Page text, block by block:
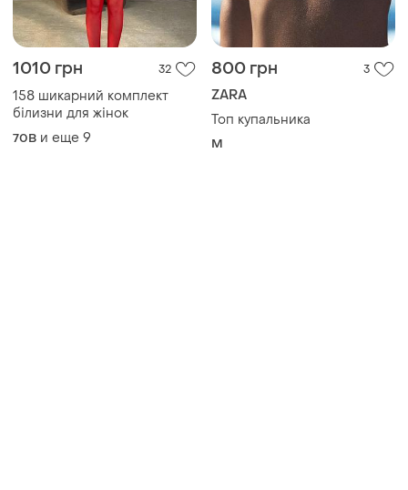
1010 грн 32
158 шикарний комплект
білизни для жінок
70B и еще 9
800 грн 3
ZARA
Топ купальника
M